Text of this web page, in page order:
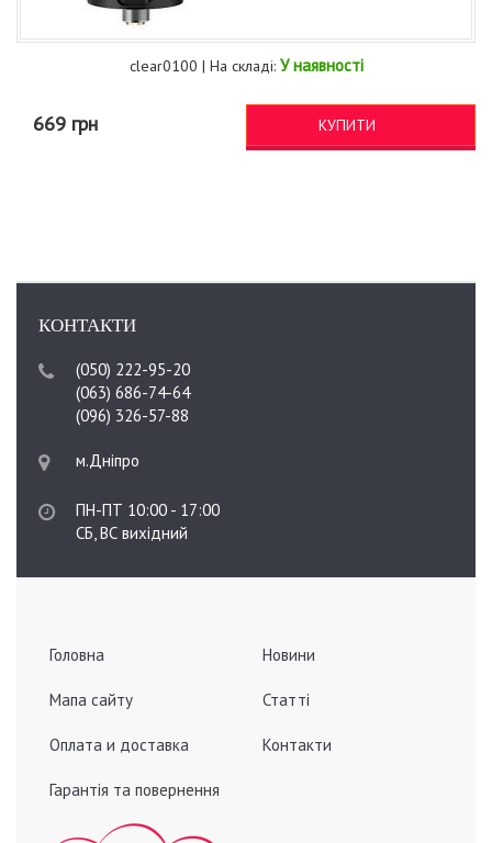
clear0100 | На складі: У наявності
669 грн КУПИТИ
КОНТАКТИ
(050) 222-95-20
(063) 686-74-64
(096) 326-57-88
м.Дніпро
ПН-ПТ 10:00 - 17:00
СБ, ВС вихідний
Головна
Мапа сайту
Оплата и доставка
Гарантія та повернення
Новини
Статті
Контакти